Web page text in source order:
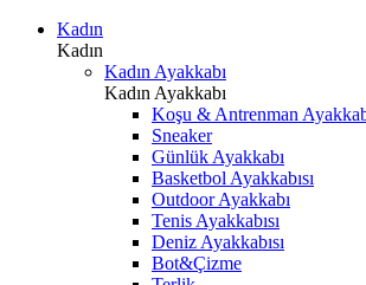
Kadın
Kadın
Kadın Ayakkabı
Kadın Ayakkabı
Koşu & Antrenman
Sneaker
Günlük Ayakkabı
Basketbol Ayakkabısı
Outdoor Ayakkabı
Tenis Ayakkabısı
Deniz Ayakkabısı
Bot&Çizme